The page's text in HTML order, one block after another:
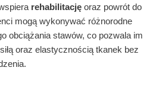
rehabilitację oraz powrót do
mogą wykonywać różnorodne
obciążania stawów, co pozwala im
oraz elastycznością tkanek bez